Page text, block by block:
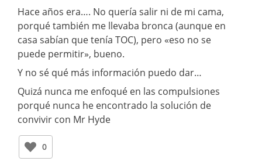
Hace años era…. No quería salir ni de mi cama,
porqué también me llevaba bronca (aunque en
casa sabían que tenía TOC), pero «eso no se
puede permitir», bueno.
Y no sé qué más información puedo dar…
Quizá nunca me enfoqué en las compulsiones
porqué nunca he encontrado la solución de
convivir con Mr Hyde
0